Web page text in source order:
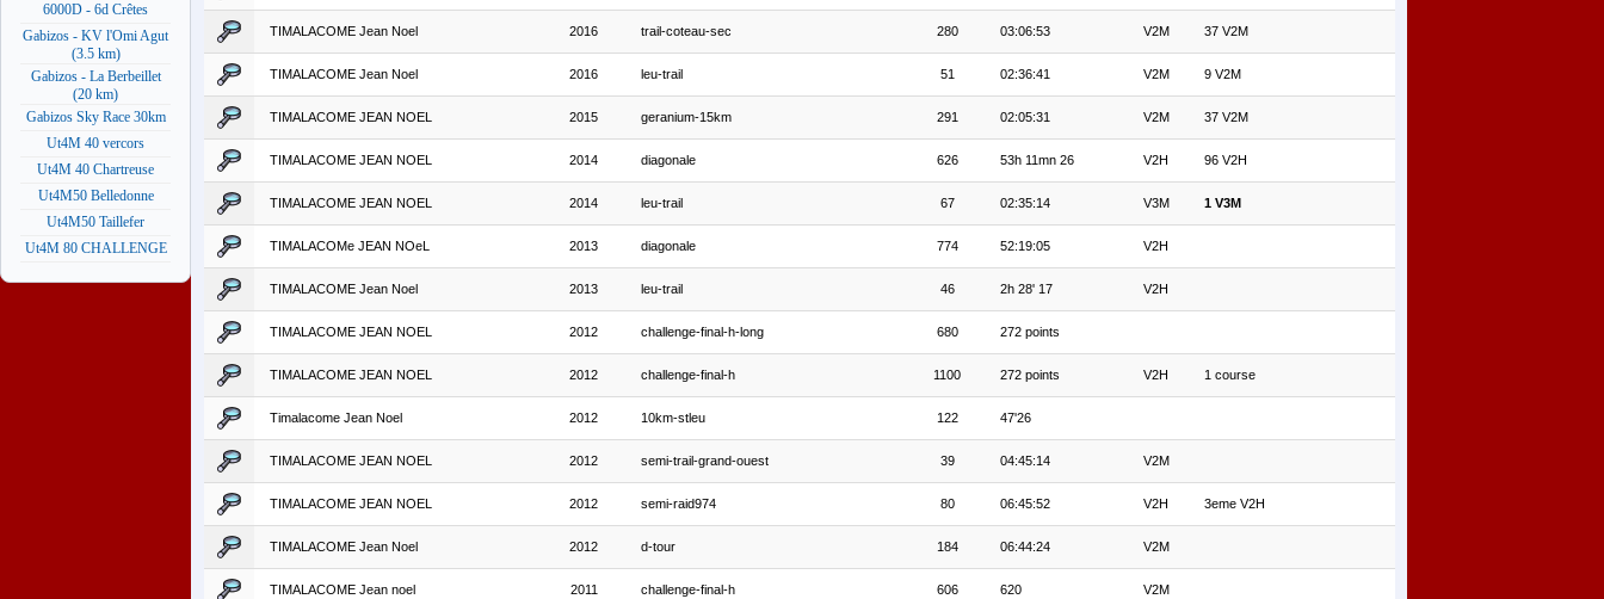
6000D - 6d Crêtes
Gabizos - KV l'Omi Agut
(3.5 km)
Gabizos - La Berbeillet
(20 km)
Gabizos Sky Race 30km
Ut4M 40 vercors
Ut4M 40 Chartreuse
Ut4M50 Belledonne
Ut4M50 Taillefer
Ut4M 80 CHALLENGE
TIMALACOME Jean Noel 2016 trail-coteau-sec 280 03:06:53 V2M 37 V2M
TIMALACOME Jean Noel 2016 leu-trail 51 02:36:41 V2M 9 V2M
TIMALACOME JEAN NOEL 2015 geranium-15km 291 02:05:31 V2M 37 V2M
TIMALACOME JEAN NOEL 2014 diagonale 626 53h 11mn 26 V2H 96 V2H
TIMALACOME JEAN NOEL 2014 leu-trail 67 02:35:14 V3M 1 V3M
TIMALACOMe JEAN NOeL 2013 diagonale 774 52:19:05 V2H
TIMALACOME Jean Noel 2013 leu-trail 46 2h 28' 17 V2H
TIMALACOME JEAN NOEL 2012 challenge-final-h-long 680 272 points
TIMALACOME JEAN NOEL 2012 challenge-final-h 1100 272 points V2H 1 course
Timalacome Jean Noel 2012 10km-stleu 122 47'26
TIMALACOME JEAN NOEL 2012 semi-trail-grand-ouest 39 04:45:14 V2M
TIMALACOME JEAN NOEL 2012 semi-raid974 80 06:45:52 V2H 3eme V2H
TIMALACOME Jean Noel 2012 d-tour 184 06:44:24 V2M
TIMALACOME Jean noel 2011 challenge-final-h 606 620 V2M